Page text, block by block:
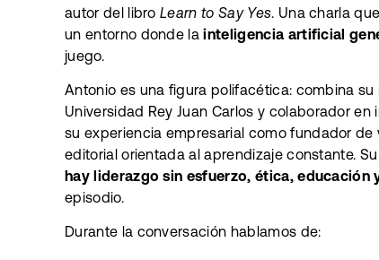
autor del libroLearn to Say Yes . Una charla
un entorno donde lainteligencia artificial
juego.
Antonio es una figura polifacética: combina
Universidad Rey Juan Carlos y colaborador
su experiencia empresarial como fundador de
editorial orientada al aprendizaje constante.
hay liderazgo sin esfuerzo, ética, educación
episodio.
Durante la conversación hablamos de: